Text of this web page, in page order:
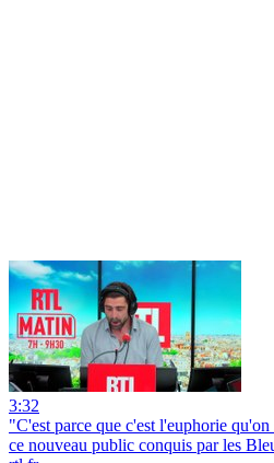
3:32
"C'est parce que c'est l'euphorie
ce nouveau public conquis par les